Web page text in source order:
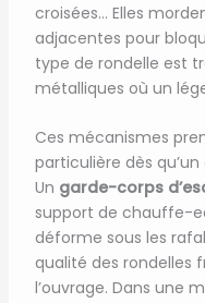
croisées… Elles
adjacentes pour
type de rondelle est
métalliques où un
Ces mécanismes
particulière dès
Un garde-corps
support de chauffe-
déforme sous les
qualité des rondelles
l’ouvrage. Dans une